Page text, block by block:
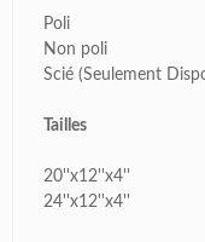
Poli
Non poli
Scié (Seulement
Tailles
20''x12''x4''
24''x12''x4''